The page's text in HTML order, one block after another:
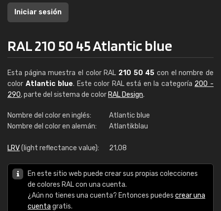
Iniciar sesión
RAL 210 50 45 Atlantic blue
Esta página muestra el color RAL 210 50 45 con el nombre de
color Atlantic blue. Este color RAL está en la categoría 200 -
290, parte del sistema de color RAL Design.
Nombre del color en inglés:
Atlantic blue
Nombre del color en alemán:
Atlantikblau
LRV(light reflectance value): 21,08
En este sitio web puede crear sus propias colecciones
de colores RAL con una cuenta.
¿Aún no tienes una cuenta? Entonces puedes crear una
cuenta gratis.